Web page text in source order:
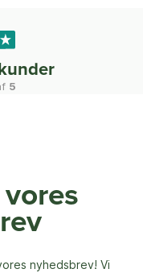
5
nyhedsbrev! Vi